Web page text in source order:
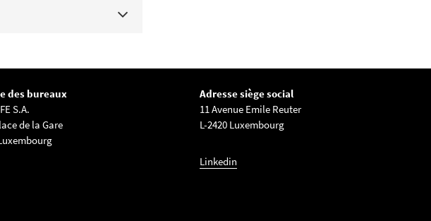
des bureaux
S.A.
de la Gare
Adresse siège social
11 Avenue Emile Reuter
L-2420 Luxembourg
Linkedin